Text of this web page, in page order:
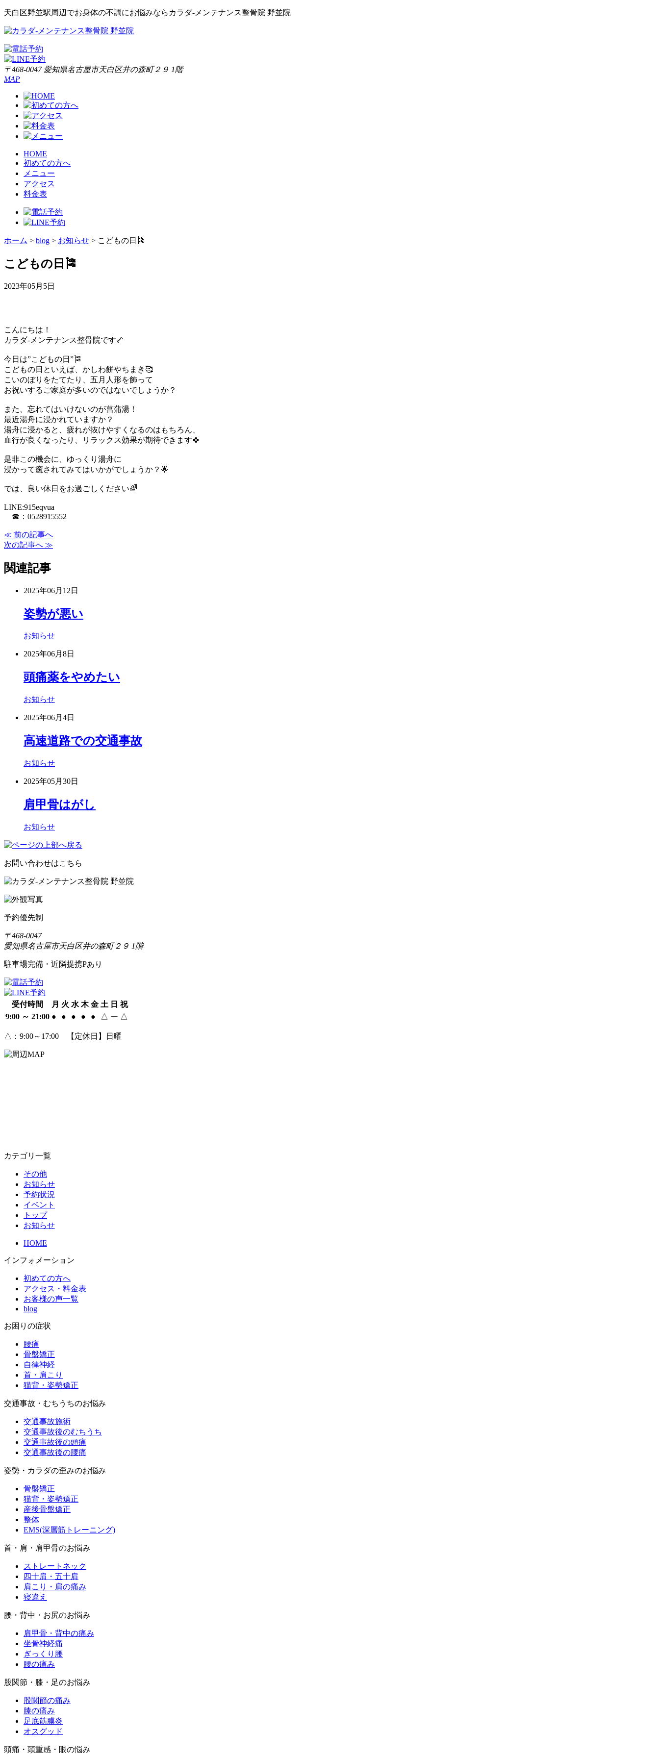
天白区野並駅周辺でお身体の不調にお悩みならカラダ‐メンテナンス整骨院 野並院
〒468-0047 愛知県名古屋市天白区井の森町２９ 1階
MAP
HOME
初めての方へ
メニュー
アクセス
料金表
ホーム > blog > お知らせ > こどもの日🎏
こどもの日🎏
2023年05月5日
こんにちは！
カラダ‐メンテナンス整骨院です🦴
今日は”こどもの日”🎏
こどもの日といえば、かしわ餅やちまき🥰
こいのぼりをたてたり、五月人形を飾って
お祝いするご家庭が多いのではないでしょうか？
また、忘れてはいけないのが菖蒲湯！
最近湯舟に浸かれていますか？
湯舟に浸かると、疲れが抜けやすくなるのはもちろん、
血行が良くなったり、リラックス効果が期待できます🍀
是非この機会に、ゆっくり湯舟に
浸かって癒されてみてはいかがでしょうか？🌟
では、良い休日をお過ごしください🌈
LINE:915eqvua
☎：0528915552
≪ 前の記事へ
次の記事へ ≫
関連記事
2025年06月12日
姿勢が悪い
お知らせ
2025年06月8日
頭痛薬をやめたい
お知らせ
2025年06月4日
高速道路での交通事故
お知らせ
2025年05月30日
肩甲骨はがし
お知らせ
お問い合わせはこちら
予約優先制
〒468-0047
愛知県名古屋市天白区井の森町２９ 1階
駐車場完備・近隣提携Pあり
受付時間 月 火 水 木 金 土 日 祝
9:00 ～ 21:00 ● ● ● ● ● △ ー △
△ ：9:00～17:00 【定休日】日曜
カテゴリ一覧
その他
お知らせ
予約状況
イベント
トップ
お知らせ
HOME
インフォメーション
初めての方へ
アクセス・料金表
お客様の声一覧
blog
お困りの症状
腰痛
骨盤矯正
自律神経
首・肩こり
猫背・姿勢矯正
交通事故・むちうちのお悩み
交通事故施術
交通事故後のむちうち
交通事故後の頭痛
交通事故後の腰痛
姿勢・カラダの歪みのお悩み
骨盤矯正
猫背・姿勢矯正
産後骨盤矯正
整体
EMS(深層筋トレーニング)
首・肩・肩甲骨のお悩み
ストレートネック
四十肩・五十肩
肩こり・肩の痛み
寝違え
腰・背中・お尻のお悩み
肩甲骨・背中の痛み
坐骨神経痛
ぎっくり腰
腰の痛み
股関節・膝・足のお悩み
股関節の痛み
膝の痛み
足底筋膜炎
オスグッド
頭痛・頭重感・眼の悩み